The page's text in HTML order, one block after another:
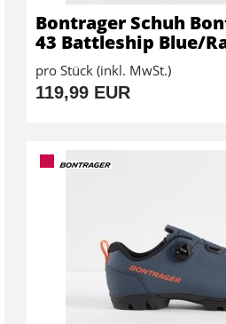
Bontrager Schuh
43 Battleship Blue/
pro Stück (inkl. MwSt.)
119,99 EUR